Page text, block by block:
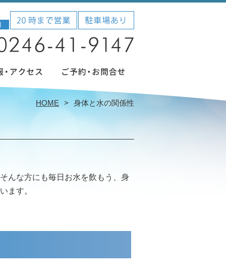
HOME 身体と水の関係性
んな方にも毎日お水を飲もう、身
ます。